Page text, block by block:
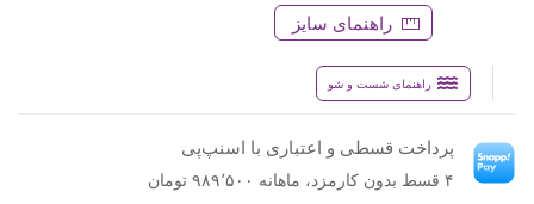
راهنمای سایز
راهنمای شست و شو
پرداخت قسطی و اعتباری با اسنپ‌پی
۴ قسط بدون کارمزد، ماهانه ۹۸۹٬۵۰۰ تومان